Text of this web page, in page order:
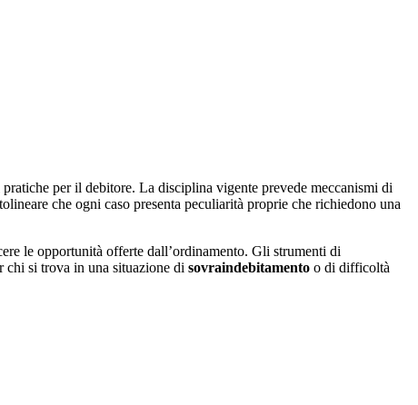
per il debitore. La disciplina vigente prevede meccanismi di
che ogni caso presenta peculiarità proprie che richiedono una
le opportunità offerte dall’ordinamento. Gli strumenti di
chi si trova in una situazione di sovraindebitamento o di difficoltà